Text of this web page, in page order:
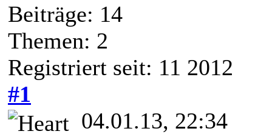
Beiträge: 14
Themen: 2
Registriert seit: 11 2012
#1
04.01.13, 22:34